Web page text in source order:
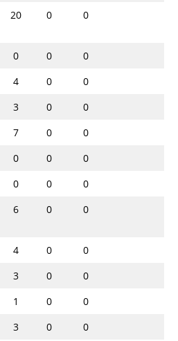
20 0 0
0 0
0
4 0
0
3 0
0
7 0
0
0 0
0
0 0
0
6 0 0
4 0
0
3 0
0
1 0
0
3 0
0